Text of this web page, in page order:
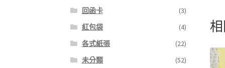
回函卡
(3)
紅包袋
(4)
各式紙張
(22)
未分類
(52)